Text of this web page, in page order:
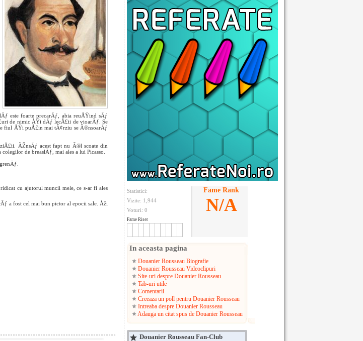
Statistici:
Vizite: 1,944
Voturi: 0
Fame Riser
Fame Rank
N/A
In aceasta pagina
Douanier Rousseau Biografie
Douanier Rousseau Videoclipuri
Site-uri despre Douanier Rousseau
Tab-uri utile
Comentarii
Creeaza un poll pentru Douanier Rousseau
Intreaba despre Douanier Rousseau
Adauga un citat spus de Douanier Rousseau
Douanier Rousseau Fan-Club
este foarte precarÄƒ, abia reuÅŸind sÄƒ
de nimic ÅŸi dÄƒ lecÅ£ii de vioarÄƒ. Se
fiul ÅŸi puÅ£in mai tÃ¢rziu se Ã®nsoarÄƒ
ÃŽnsÄƒ acest fapt nu Ã®l scoate din
de breaslÄƒ, mai ales a lui Picasso.
cu ajutorul muncii mele, ce s-ar fi ales
a fost cel mai bun pictor al epocii sale. Åži